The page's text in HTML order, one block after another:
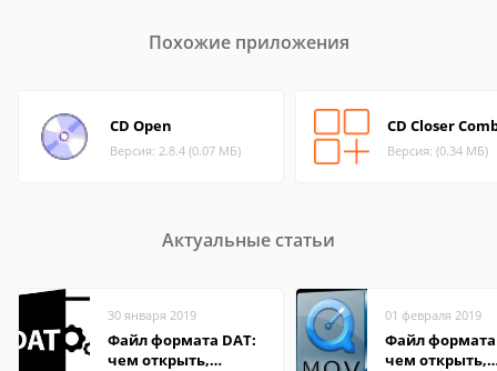
Похожие приложения
CD Open
Версия: 2.8.4 (0.07 МБ)
CD Closer
Версия: (0.34 МБ)
Актуальные статьи
30 января 2019
Файл формата DAT:
чем открыть,
01 февраля 2019
Файл формата
чем открыть,